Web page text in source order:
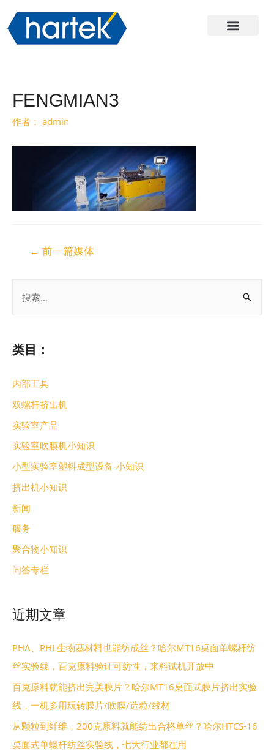
类目：
内部工具
双螺杆挤出机
实验室产品
实验室吹膜机小知识
小型实验室塑料成型设备-小知识
挤出机小知识
新闻
服务
聚合物小知识
问答专栏
近期文章
PHA、PHL生物基材料也能纺成丝？哈尔MT16桌面单螺杆纺
丝实验线，百克原料验证可纺性，来料试机开放中
百克原料就能挤出完美膜片？哈尔MT16桌面式膜片挤出实验
线，一机多用玩转膜片/吹膜/造粒/线材
从颗粒到纤维，200克原料就能纺出合格单丝？哈尔HTCS-16
桌面式单螺杆纺丝实验线，七大行业都在用
FENGMIAN3
作者： admin
← 前一篇媒体